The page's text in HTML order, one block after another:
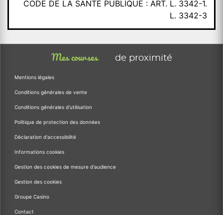
CODE DE LA SANTÉ PUBLIQUE : ART. L. 3342-1.
L. 3342-3
Mes courses de proximité
Mentions légales
Conditions générales de vente
Conditions générales d'utilisation
Politique de protection des données
Déclaration d'accessibilité
Informations cookies
Gestion des cookies de mesure d'audience
Gestion des cookies
Groupe Casino
Contact